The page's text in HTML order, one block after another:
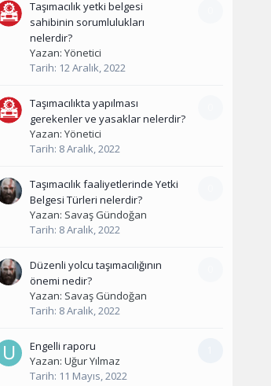
Taşımacılık yetki belgesi
sahibinin sorumlulukları
nelerdir?
Yazan: Yönetici
Tarih: 12 Aralık, 2022
Taşımacılıkta yapılması
gerekenler ve yasaklar nelerdir?
Yazan: Yönetici
Tarih: 8 Aralık, 2022
Taşımacılık faaliyetlerinde Yetki
Belgesi Türleri nelerdir?
Yazan: Savaş Gündoğan
Tarih: 8 Aralık, 2022
Düzenli yolcu taşımacılığının
önemi nedir?
Yazan: Savaş Gündoğan
Tarih: 8 Aralık, 2022
Engelli raporu
Yazan: Uğur Yılmaz
Tarih: 11 Mayıs, 2022